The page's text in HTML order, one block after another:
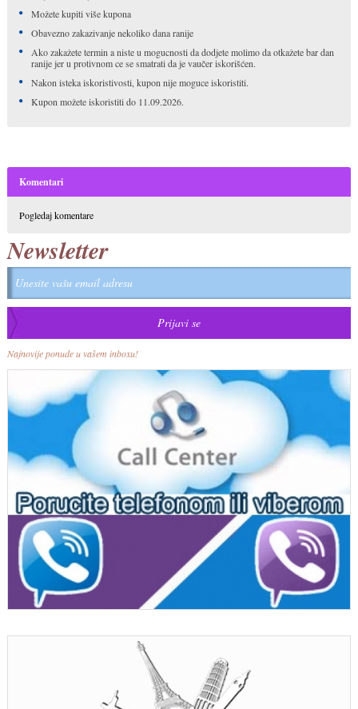
Možete kupiti više kupona
Obavezno zakazivanje nekoliko dana ranije
Ako zakažete termin a niste u mogucnosti da dodjete molimo da otkažete bar dan
ranije jer u protivnom ce se smatrati da je vaučer iskorišćen.
Nakon isteka iskoristivosti, kupon nije moguce iskoristiti.
Kupon možete iskoristiti do 11.09.2026.
Komentari
Pogledaj komentare
Newsletter
Najnovije ponude u vašem inboxu!